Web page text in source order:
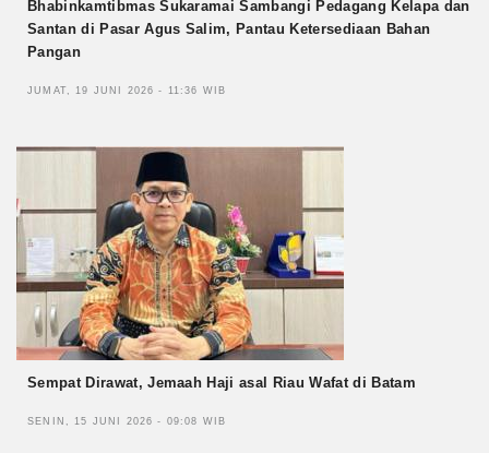
Bhabinkamtibmas Sukaramai Sambangi Pedagang Kelapa dan
Santan di Pasar Agus Salim, Pantau Ketersediaan Bahan
Pangan
JUMAT, 19 JUNI 2026 - 11:36 WIB
Sempat Dirawat, Jemaah Haji asal Riau Wafat di Batam
SENIN, 15 JUNI 2026 - 09:08 WIB